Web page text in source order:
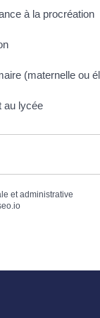
à la procréation
(maternelle ou
au lycée
et administrative